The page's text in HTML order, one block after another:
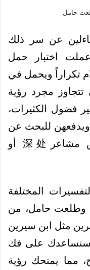
عن سر ذلك
اختبار حمل
تكراراً ويحمل في
تتجاوز مجرد رؤية
فضول الكثيرات،
للبحث عن
معانيه الخفية التي قد تعكس مشاعر深处 أو
المختلفة
وطلعت حامل، من
مثل ابن سيرين
سنساعدك على فك
مما يمنحك رؤية